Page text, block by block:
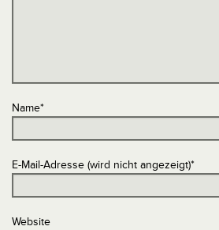
Name*
E-Mail-Adresse (wird nicht angezeigt)*
Website